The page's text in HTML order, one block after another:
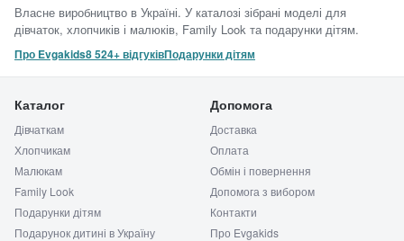
Власне виробництво в Україні. У каталозі зібрані моделі для
дівчаток, хлопчиків і малюків, Family Look та подарунки дітям.
Про Evgakids8 524+ відгуківПодарунки дітям
Каталог
Дівчаткам
Хлопчикам
Малюкам
Family Look
Подарунки дітям
Подарунок дитині в Україну
Допомога
Доставка
Оплата
Обмін і повернення
Допомога з вибором
Контакти
Про Evgakids